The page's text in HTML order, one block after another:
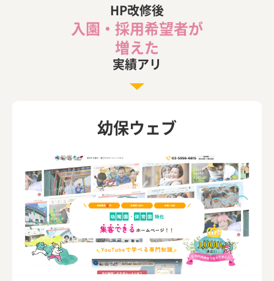
HP改修後
入園・採用希望者が
増えた
実績アリ
幼保ウェブ